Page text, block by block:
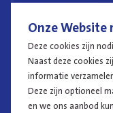
Onze
Deze cookies zijn
Naast deze cookies
informatie
Deze zijn optioneel
en we ons aanbod
Brussels